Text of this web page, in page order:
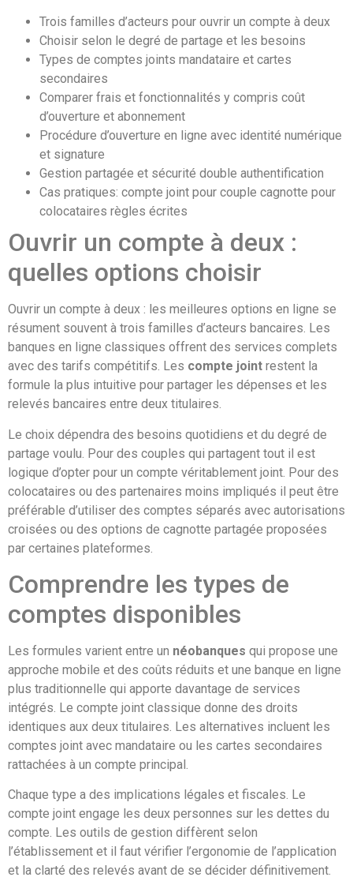
Trois familles d’acteurs pour ouvrir un compte à deux
Choisir selon le degré de partage et les besoins
Types de comptes joints mandataire et cartes
secondaires
Comparer frais et fonctionnalités y compris coût
d’ouverture et abonnement
Procédure d’ouverture en ligne avec identité numérique
et signature
Gestion partagée et sécurité double authentification
Cas pratiques: compte joint pour couple cagnotte pour
colocataires règles écrites
Ouvrir un compte à deux :
quelles options choisir
Ouvrir un compte à deux : les meilleures options en ligne se
résument souvent à trois familles d’acteurs bancaires. Les
banques en ligne classiques offrent des services complets
avec des tarifs compétitifs. Les compte joint restent la
formule la plus intuitive pour partager les dépenses et les
relevés bancaires entre deux titulaires.
Le choix dépendra des besoins quotidiens et du degré de
partage voulu. Pour des couples qui partagent tout il est
logique d’opter pour un compte véritablement joint. Pour des
colocataires ou des partenaires moins impliqués il peut être
préférable d’utiliser des comptes séparés avec autorisations
croisées ou des options de cagnotte partagée proposées
par certaines plateformes.
Comprendre les types de
comptes disponibles
Les formules varient entre un néobanques qui propose une
approche mobile et des coûts réduits et une banque en ligne
plus traditionnelle qui apporte davantage de services
intégrés. Le compte joint classique donne des droits
identiques aux deux titulaires. Les alternatives incluent les
comptes joint avec mandataire ou les cartes secondaires
rattachées à un compte principal.
Chaque type a des implications légales et fiscales. Le
compte joint engage les deux personnes sur les dettes du
compte. Les outils de gestion diffèrent selon
l’établissement et il faut vérifier l’ergonomie de l’application
et la clarté des relevés avant de se décider définitivement.